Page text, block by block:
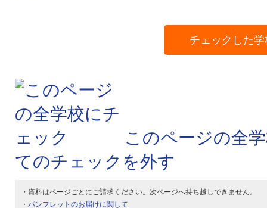
チェックした
このページの全
てのチェックを外す
・資料はページごとにご請求ください。次ページへ持ち越しできません。
・ パンフレットのお届けに関して